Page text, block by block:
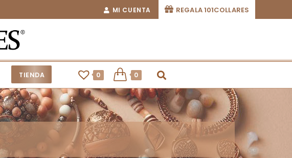
MI CUENTA REGALA 101COLLARES
TIENDA 0 0